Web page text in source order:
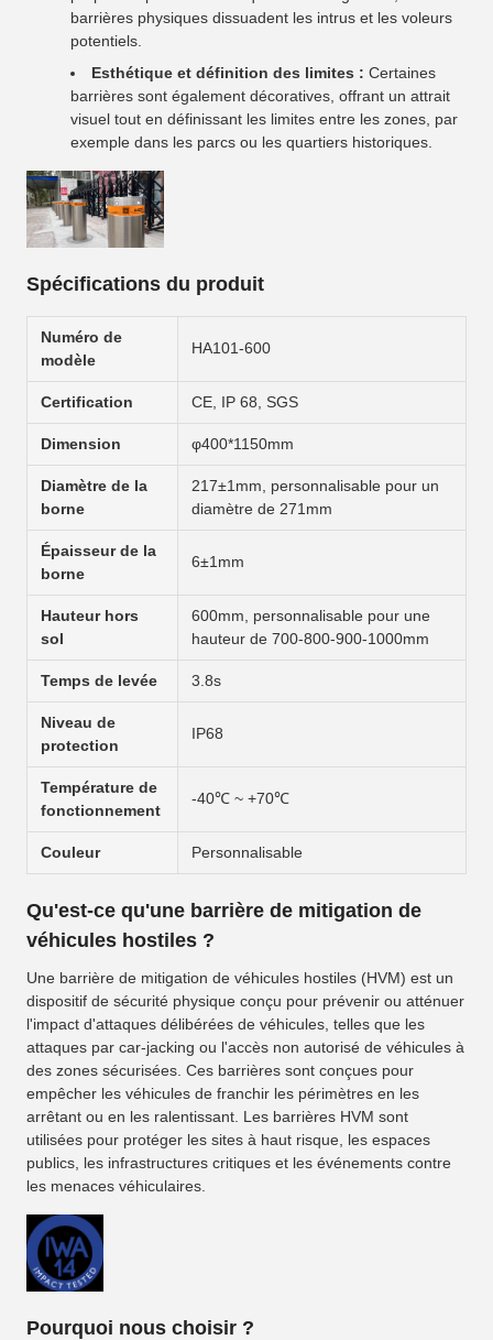
barrières physiques dissuadent les intrus et les voleurs
potentiels.
Esthétique et définition des limites : Certaines
barrières sont également décoratives, offrant un attrait
visuel tout en définissant les limites entre les zones, par
exemple dans les parcs ou les quartiers historiques.
Spécifications du produit
Numéro de
modèle
HA101-600
Certification CE, IP 68, SGS
Dimension φ400*1150mm
Diamètre de la
borne
217±1mm, personnalisable pour un
diamètre de 271mm
Épaisseur de la
borne
6±1mm
Hauteur hors
sol
600mm, personnalisable pour une
hauteur de 700-800-900-1000mm
Temps de levée 3.8s
Niveau de
protection
IP68
Température de
fonctionnement
-40℃ ~ +70℃
Couleur Personnalisable
Qu'est-ce qu'une barrière de mitigation de
véhicules hostiles ?
Une barrière de mitigation de véhicules hostiles (HVM) est un
dispositif de sécurité physique conçu pour prévenir ou atténuer
l'impact d'attaques délibérées de véhicules, telles que les
attaques par car-jacking ou l'accès non autorisé de véhicules à
des zones sécurisées. Ces barrières sont conçues pour
empêcher les véhicules de franchir les périmètres en les
arrêtant ou en les ralentissant. Les barrières HVM sont
utilisées pour protéger les sites à haut risque, les espaces
publics, les infrastructures critiques et les événements contre
les menaces véhiculaires.
Pourquoi nous choisir ?